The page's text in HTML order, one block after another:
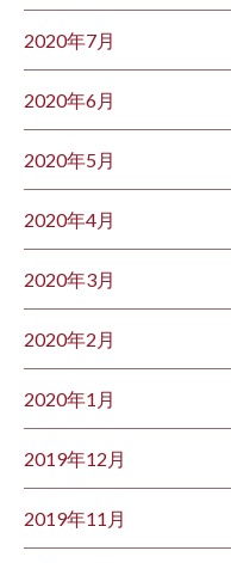
2020年7月
2020年6月
2020年5月
2020年4月
2020年3月
2020年2月
2020年1月
2019年12月
2019年11月